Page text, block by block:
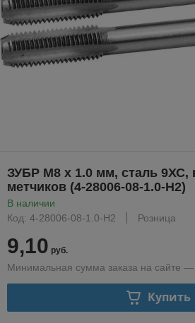
ЗУБР М8 x 1.0 мм, сталь 9ХС,
метчиков (4-28006-08-1.0-H2)
В наличии
Код: 4-28006-08-1.0-H2
Розница
9,10 руб.
Минимальная сумма заказа на сайте —
Купить